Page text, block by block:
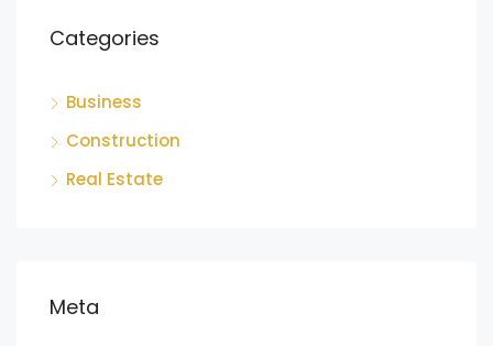
Categories
Business
Construction
Real Estate
Meta